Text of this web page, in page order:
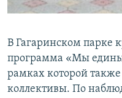
В Гагаринском парке
программа «Мы
рамках которой
коллективы. По